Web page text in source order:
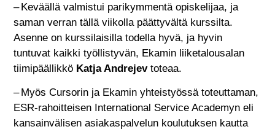
– Keväällä valmistui parikymmentä opiskelijaa, ja
saman verran tällä viikolla päättyvältä kurssilta.
Asenne on kurssilaisilla todella hyvä, ja hyvin
tuntuvat kaikki työllistyvän, Ekamin liiketalousalan
tiimipäällikkö Katja Andrejevtoteaa.
– Myös Cursorin ja Ekamin yhteistyössä toteuttaman,
ESR-rahoitteisen International Service Academyn eli
kansainvälisen asiakaspalvelun koulutuksen kautta